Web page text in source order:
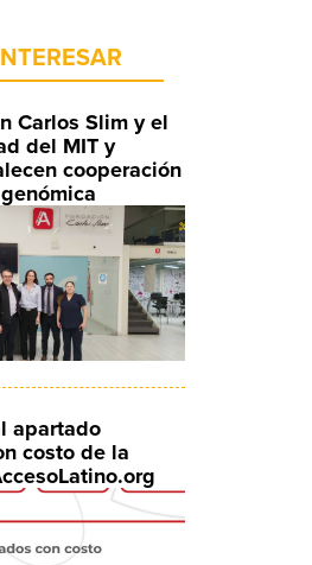
Carlos Slim y el
del MIT y
cooperación
apartado
costo de la